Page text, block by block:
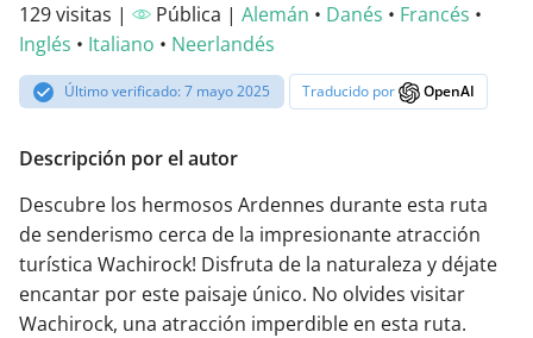
129 visitas | Pública | Alemán • Danés • Francés •
Inglés • Italiano • Neerlandés
Último verificado: 7 mayo 2025 Traducido por OpenAI
Descripción por el autor
Descubre los hermosos Ardennes durante esta ruta
de senderismo cerca de la impresionante atracción
turística Wachirock! Disfruta de la naturaleza y déjate
encantar por este paisaje único. No olvides visitar
Wachirock, una atracción imperdible en esta ruta.